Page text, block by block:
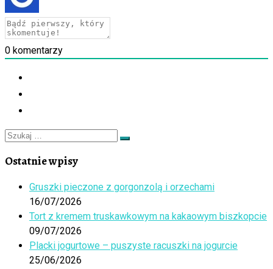
0 komentarzy
Szukaj
Szukaj
Ostatnie wpisy
Gruszki pieczone z gorgonzolą i orzechami
16/07/2026
Tort z kremem truskawkowym na kakaowym biszkopcie
09/07/2026
Placki jogurtowe – puszyste racuszki na jogurcie
25/06/2026